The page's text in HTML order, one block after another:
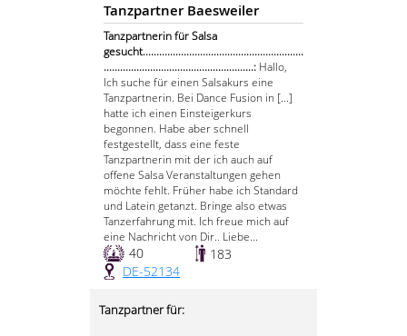
Tanzpartner Baesweiler
Tanzpartnerin für Salsa
gesucht...........................................................
.......................................................: Hallo,
Ich suche für einen Salsakurs eine
Tanzpartnerin. Bei Dance Fusion in [...]
hatte ich einen Einsteigerkurs
begonnen. Habe aber schnell
festgestellt, dass eine feste
Tanzpartnerin mit der ich auch auf
offene Salsa Veranstaltungen gehen
möchte fehlt. Früher habe ich Standard
und Latein getanzt. Bringe also etwas
Tanzerfahrung mit. Ich freue mich auf
eine Nachricht von Dir.. Liebe...
40
183
DE-52134
Tanzpartner für: